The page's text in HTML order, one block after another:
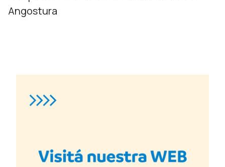
Angostura